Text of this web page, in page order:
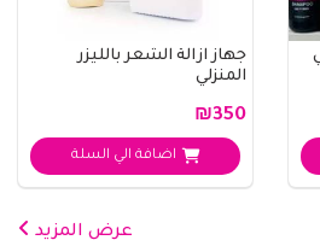
جهاز ازالة الشعر بالليزر
المنزلي
₪350
اضافة الي السلة
عرض المزيد